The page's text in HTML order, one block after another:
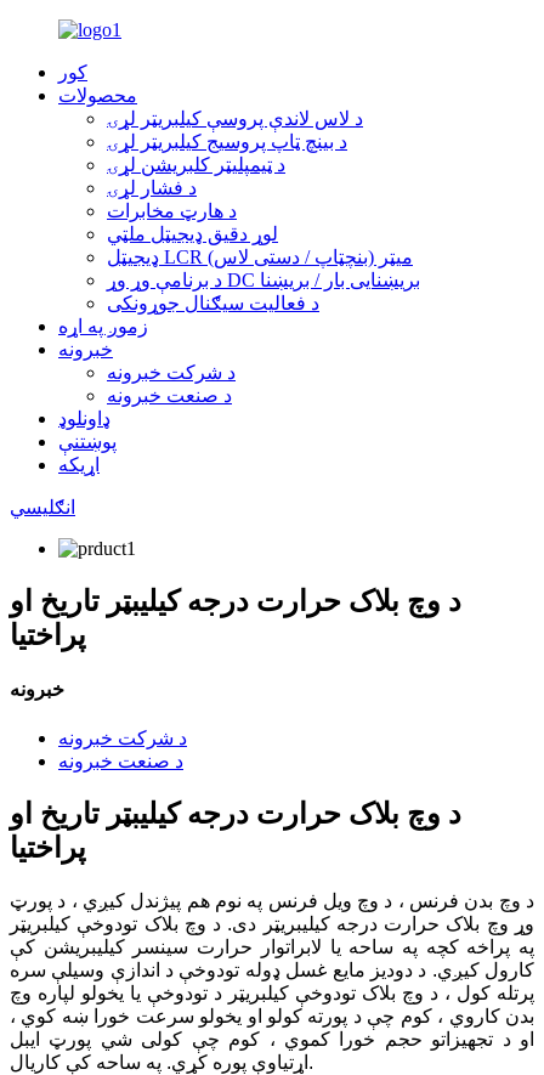
کور
محصولات
د لاس لاندې پروسې کیلبریټر لړۍ
د بینچ ټاپ پروسیج کیلبریټر لړۍ
د ټیمپلیټر کلبریشن لړۍ
د فشار لړۍ
د هارټ مخابرات
لوړ دقیق ډیجیټل ملټي
ډیجیټل LCR میټر (بنچټاپ / دستی لاس)
د برنامې وړ وړ DC بریښنایی بار / بریښنا
د فعالیت سیګنال جوړونکی
زموږ په اړه
خبرونه
د شرکت خبرونه
د صنعت خبرونه
ډاونلوډ
پوښتنې
اړیکه
انګلیسي
د وچ بلاک حرارت درجه کیلیبټر تاریخ او
پراختیا
خبرونه
د شرکت خبرونه
د صنعت خبرونه
د وچ بلاک حرارت درجه کیلیبټر تاریخ او
پراختیا
د وچ بدن فرنس ، د وچ ویل فرنس په نوم هم پیژندل کیږي ، د پورټ
وړ وچ بلاک حرارت درجه کیلیبریټر دی. د وچ بلاک تودوخې کیلبریټر
په پراخه کچه په ساحه یا لابراتوار حرارت سینسر کیلیبریشن کې
کارول کیږي. د دوديز مایع غسل ډوله تودوخې د اندازې وسیلې سره
پرتله کول ، د وچ بلاک تودوخې کیلبریټر د تودوخې یا یخولو لپاره وچ
بدن کاروي ، کوم چې د پورته کولو او یخولو سرعت خورا ښه کوي ،
او د تجهیزاتو حجم خورا کموي ، کوم چې کولی شي پورټ ایبل
اړتیاوې پوره کړي. په ساحه کې کاریال.